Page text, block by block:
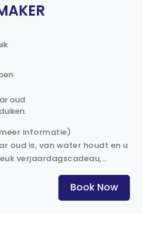
oud
informatie)
oud is, van water houdt en u
verjaardagscadeau,
Book Now